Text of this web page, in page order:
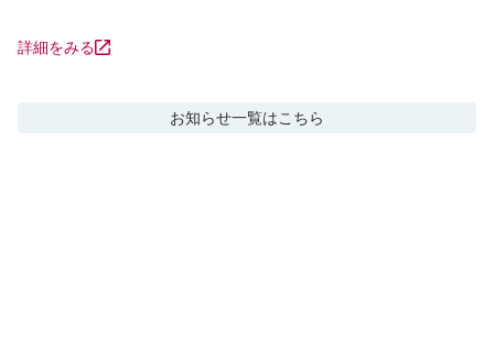
詳細をみる
お知らせ一覧はこちら